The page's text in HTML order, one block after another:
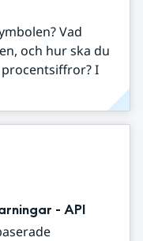
Vad
och hur ska du
I
- API